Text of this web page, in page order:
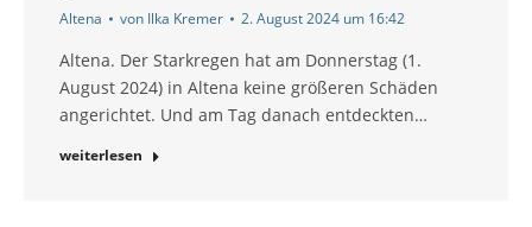
Altena von Ilka Kremer 2. August 2024 um 16:42
Altena. Der Starkregen hat am Donnerstag (1.
August 2024) in Altena keine größeren Schäden
angerichtet. Und am Tag danach entdeckten…
weiterlesen